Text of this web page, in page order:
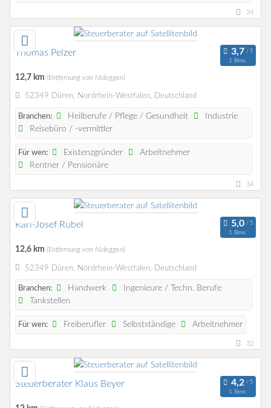
34
Thomas Pelzer
1 Bew.
12,7 km (Entfernung von Nideggen)
52349 Düren, Nordrhein-Westfalen, Deutschland
Branchen: Heilberufe / Pflege / Gesundheit
Industrie
Reisebüro / -vermittler
Für wen: Existenzgründer
Arbeitnehmer
Rentner / Pensionäre
34
Karl-Josef Rubel
1 Bew.
12,6 km (Entfernung von Nideggen)
52349 Düren, Nordrhein-Westfalen, Deutschland
Branchen: Handwerk
Ingenieure / Techn. Berufe
Tankstellen
Für wen: Freiberufler Selbstständige Arbeitnehmer
32
Steuerberater Klaus Beyer
1 Bew.